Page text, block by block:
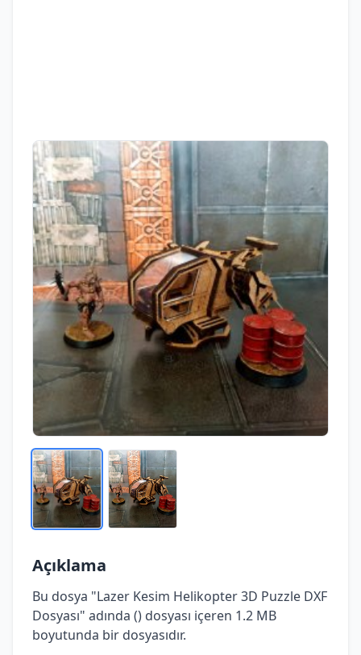
Açıklama
Bu dosya "Lazer Kesim Helikopter 3D Puzzle DXF
Dosyası" adında () dosyası içeren 1.2 MB
boyutunda bir dosyasıdır.